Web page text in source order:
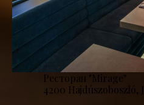
Ресторан "Mirage''
4200 Hajdúszoboszló,